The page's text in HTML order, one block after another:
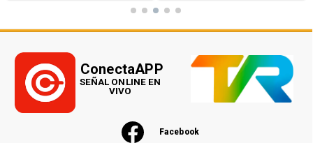
Facebook
ConectaAPP
SEÑAL ONLINE EN
VIVO